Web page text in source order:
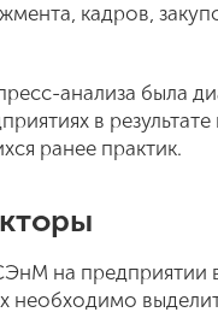
кадров,
анализа была
в
ранее практик.
на предприятии
необходимо